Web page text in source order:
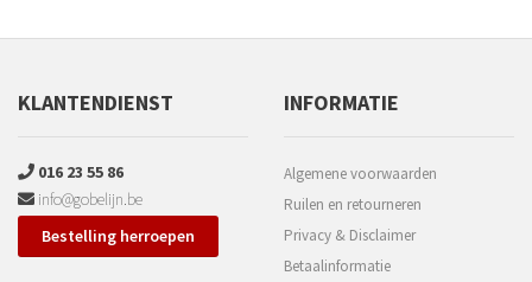
KLANTENDIENST
016 23 55 86
info@gobelijn.be
Bestelling herroepen
INFORMATIE
Algemene voorwaarden
Ruilen en retourneren
Privacy & Disclaimer
Betaalinformatie